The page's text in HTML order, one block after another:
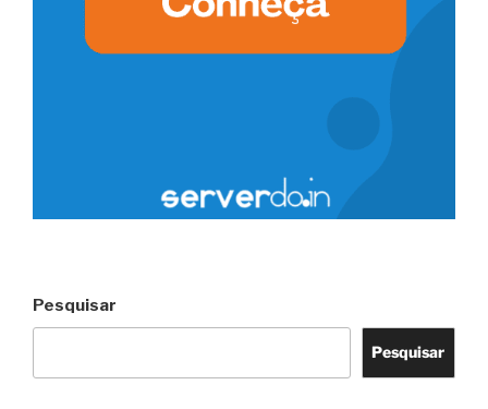
Pesquisar
Pesquisar